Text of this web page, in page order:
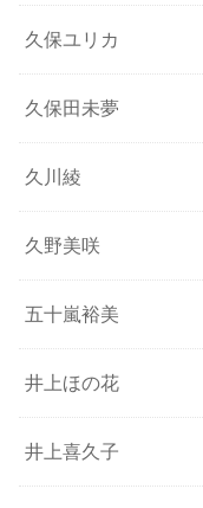
久保ユリカ
久保田未夢
久川綾
久野美咲
五十嵐裕美
井上ほの花
井上喜久子